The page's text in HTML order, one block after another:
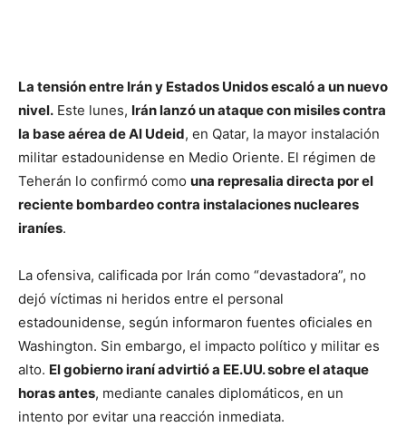
La tensión entre Irán y Estados Unidos escaló a un nuevo
nivel. Este lunes, Irán lanzó un ataque con misiles contra
la base aérea de Al Udeid, en Qatar, la mayor instalación
militar estadounidense en Medio Oriente. El régimen de
Teherán lo confirmó como una represalia directa por el
reciente bombardeo contra instalaciones nucleares
iraníes.
La ofensiva, calificada por Irán como “devastadora”, no
dejó víctimas ni heridos entre el personal
estadounidense, según informaron fuentes oficiales en
Washington. Sin embargo, el impacto político y militar es
alto. El gobierno iraní advirtió a EE.UU. sobre el ataque
horas antes, mediante canales diplomáticos, en un
intento por evitar una reacción inmediata.